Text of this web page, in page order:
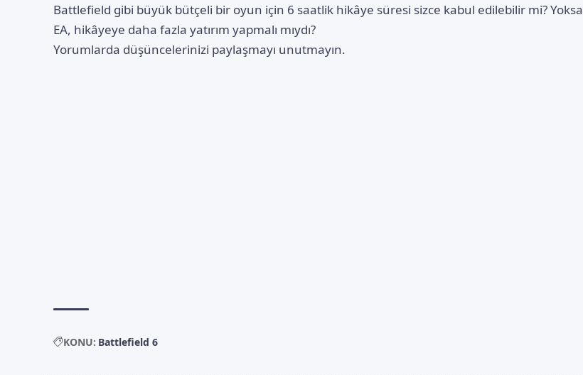
Battlefield gibi büyük bütçeli bir oyun için 6 saatlik hikâye süresi sizce kabul edilebilir mi? Yoksa
EA, hikâyeye daha fazla yatırım yapmalı mıydı?
Yorumlarda düşüncelerinizi paylaşmayı unutmayın.
KONU: Battlefield 6